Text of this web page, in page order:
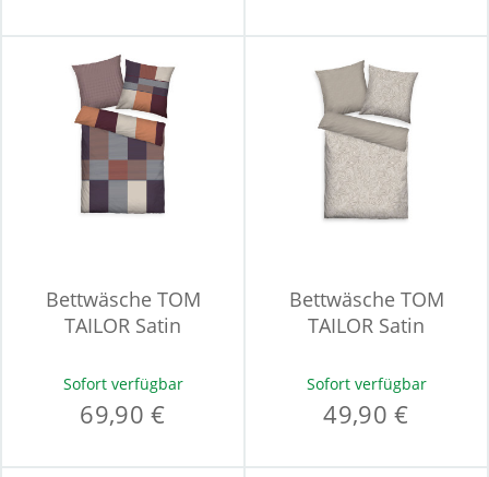
Bettwäsche TOM
TAILOR Satin
Sofort verfügbar
69,90 €
Bettwäsche TOM
TAILOR Satin
Sofort verfügbar
49,90 €